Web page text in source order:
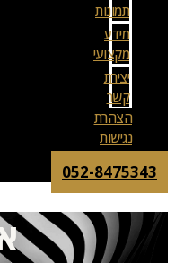
תמונות
מידע
מקצועי
יצירת
קשר
הצהרת
נגישות
052-8475343